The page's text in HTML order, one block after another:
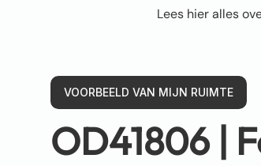
Lees hier alles
VOORBEELD VAN MIJN RUIMTE
OD41806 |